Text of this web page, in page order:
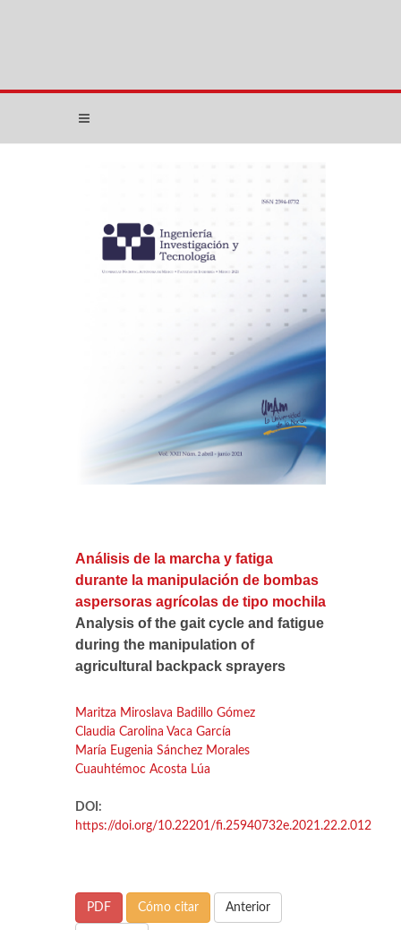
Análisis de la marcha y fatiga
durante la manipulación de bombas
aspersoras agrícolas de tipo mochila
Analysis of the gait cycle and fatigue
during the manipulation of
agricultural backpack sprayers
Maritza Miroslava Badillo Gómez
Claudia Carolina Vaca García
María Eugenia Sánchez Morales
Cuauhtémoc Acosta Lúa
DOI:
https://doi.org/10.22201/fi.25940732e.2021.22.2.012
PDF Cómo citar Anterior